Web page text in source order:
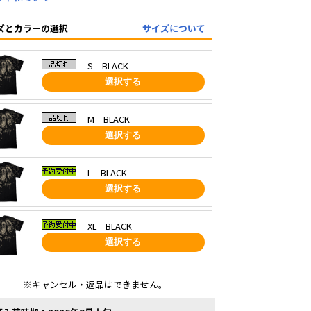
とカラーの選択 サイズについて
S BLACK
選択する
M BLACK
選択する
L BLACK
選択する
XL BLACK
選択する
※キャンセル・返品はできません。